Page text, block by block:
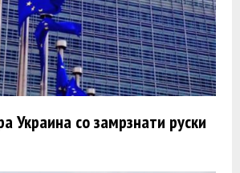
Украина со замрзнати руски